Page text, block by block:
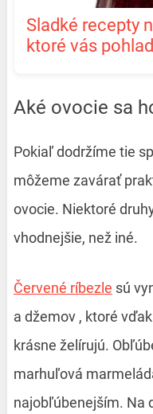
Sladké recepty na zavarené černice,
ktoré vás
Aké ovocie sa
Pokiaľ dodržíme tie
môžeme zavárať
ovocie. Niektoré
vhodnejšie, než iné.
Červené ríbezle sú
a džemov , ktoré
krásne želírujú.
marhuľová
najobľúbenejším. Na